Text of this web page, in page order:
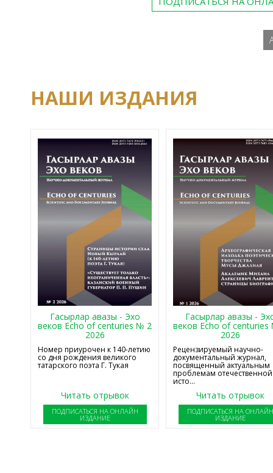
НАШИ ИЗДАНИЯ
Гасырлар авазы - Эхо
веков Echo of centuries № 2
2026
Номер приурочен к 140-летию
со дня рождения великого
татарского поэта Г. Тукая
Читать отрывок
ПОДПИСАТЬСЯ НА ОНЛАЙН
ИЗДАНИЕ
Гасырлар авазы -
веков Echo of
2026
Рецензируемый научно-
документальный журнал,
посвященный актуальным
проблемам отечественной
исто...
Читать отрывок
ПОДПИСАТЬСЯ НА
ИЗДАНИЕ